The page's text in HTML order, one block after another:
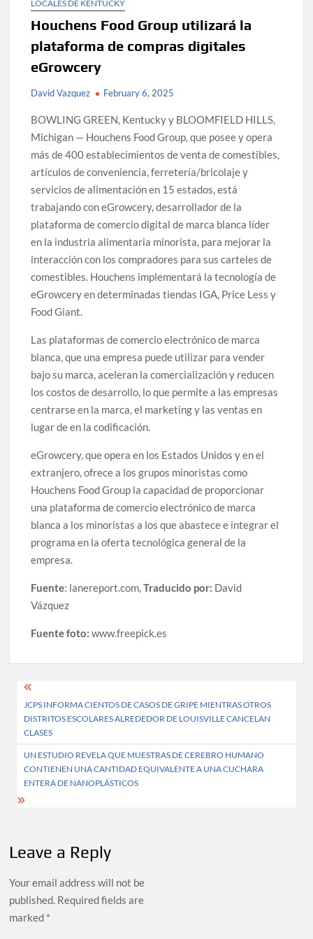
LOCALES DE KENTUCKY
Houchens Food Group utilizará la
plataforma de compras digitales
eGrowcery
David Vazquez February 6, 2025
BOWLING GREEN, Kentucky y BLOOMFIELD HILLS,
Michigan — Houchens Food Group, que posee y opera
más de 400 establecimientos de venta de comestibles,
artículos de conveniencia, ferretería/bricolaje y
servicios de alimentación en 15 estados, está
trabajando con eGrowcery, desarrollador de la
plataforma de comercio digital de marca blanca líder
en la industria alimentaria minorista, para mejorar la
interacción con los compradores para sus carteles de
comestibles. Houchens implementará la tecnología de
eGrowcery en determinadas tiendas IGA, Price Less y
Food Giant.
Las plataformas de comercio electrónico de marca
blanca, que una empresa puede utilizar para vender
bajo su marca, aceleran la comercialización y reducen
los costos de desarrollo, lo que permite a las empresas
centrarse en la marca, el marketing y las ventas en
lugar de en la codificación.
eGrowcery, que opera en los Estados Unidos y en el
extranjero, ofrece a los grupos minoristas como
Houchens Food Group la capacidad de proporcionar
una plataforma de comercio electrónico de marca
blanca a los minoristas a los que abastece e integrar el
programa en la oferta tecnológica general de la
empresa.
Fuente: lanereport.com,Traducido por: David
Vázquez
Fuente foto: www.freepick.es
Post
navigation
JCPS INFORMA CIENTOS DE CASOS DE GRIPE MIENTRAS OTROS
DISTRITOS ESCOLARES ALREDEDOR DE LOUISVILLE CANCELAN
CLASES
UN ESTUDIO REVELA QUE MUESTRAS DE CEREBRO HUMANO
CONTIENEN UNA CANTIDAD EQUIVALENTE A UNA CUCHARA
ENTERA DE NANOPLÁSTICOS
Leave a Reply
Your email address will not be
published. Required fields are
marked *